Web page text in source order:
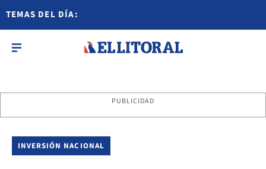
TEMAS DEL DÍA:
PUBLICIDAD
INVERSIÓN NACIONAL